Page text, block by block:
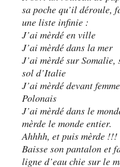
sa poche qu’il déroule,
une liste infinie :
J’ai mèrdé en ville
J’ai mèrdé dans la mer
J’ai mèrdé sur
sol d’Italie
J’ai mèrdé devant
Polonais
J’ai mèrdé dans le
mèrde le monde entier.
Ahhhh, et puis mèrde !!!
Baisse son pantalon et
ligne d’eau chie sur le